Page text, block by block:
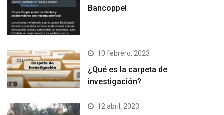
Bancoppel
10 febrero, 2023
¿Qué es la carpeta de
investigación?
12 abril, 2023